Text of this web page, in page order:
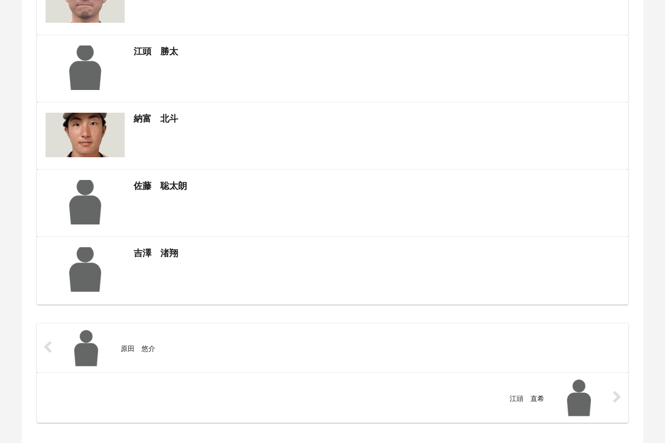
江頭 勝太
納富 北斗
佐藤 聡太朗
吉澤 渚翔
原田 悠介
江頭 直希